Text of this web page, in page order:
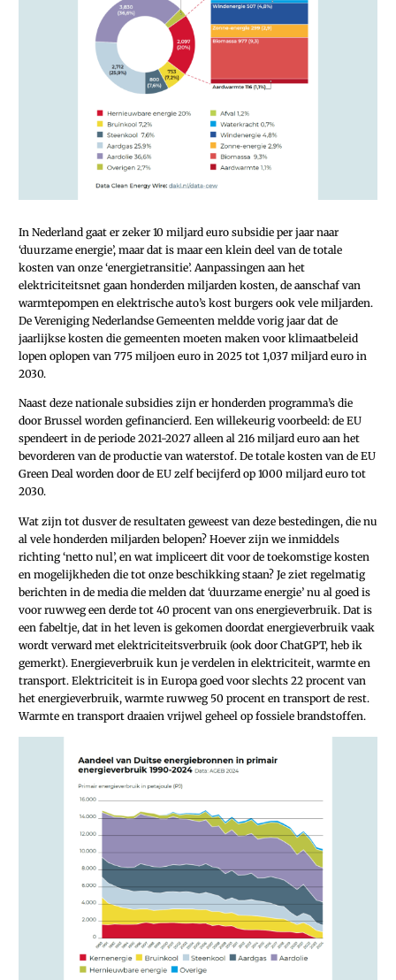
In Nederland gaat er zeker 10 miljard euro subsidie per jaar naar
‘duurzame energie’, maar dat is maar een klein deel van de totale
kosten van onze ‘energietransitie’. Aanpassingen aan het
elektriciteitsnet gaan honderden miljarden kosten, de aanschaf van
warmtepompen en elektrische auto’s kost burgers ook vele miljarden.
De Vereniging Nederlandse Gemeenten meldde vorig jaar dat de
jaarlijkse kosten die gemeenten moeten maken voor klimaatbeleid
lopen oplopen van 775 miljoen euro in 2025 tot 1,037 miljard euro in
2030.
Naast deze nationale subsidies zijn er honderden programma’s die
door Brussel worden gefinancierd. Een willekeurig voorbeeld: de EU
spendeert in de periode 2021-2027 alleen al 216 miljard euro aan het
bevorderen van de productie van waterstof. De totale kosten van de EU
Green Deal worden door de EU zelf becijferd op 1000 miljard euro tot
2030.
Wat zijn tot dusver de resultaten geweest van deze bestedingen, die nu
al vele honderden miljarden belopen? Hoever zijn we inmiddels
richting ‘netto nul’, en wat impliceert dit voor de toekomstige kosten
en mogelijkheden die tot onze beschikking staan? Je ziet regelmatig
berichten in de media die melden dat ‘duurzame energie’ nu al goed is
voor ruwweg een derde tot 40 procent van ons energieverbruik. Dat is
een fabeltje, dat in het leven is gekomen doordat energieverbruik vaak
wordt verward met elektriciteitsverbruik (ook door ChatGPT, heb ik
gemerkt). Energieverbruik kun je verdelen in elektriciteit, warmte en
transport. Elektriciteit is in Europa goed voor slechts 22 procent van
het energieverbruik, warmte ruwweg 50 procent en transport de rest.
Warmte en transport draaien vrijwel geheel op fossiele brandstoffen.